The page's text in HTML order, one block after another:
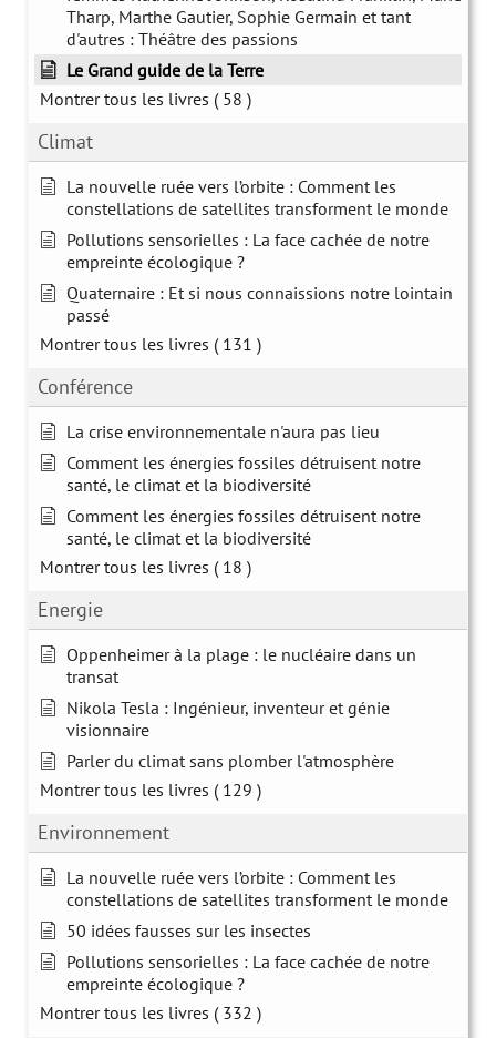
Tharp, Marthe Gautier, Sophie Germain et tant
d'autres : Théâtre des passions
Le Grand guide de la Terre
Montrer tous les livres ( 58 )
Climat
La nouvelle ruée vers l’orbite : Comment les
constellations de satellites transforment le monde
Pollutions sensorielles : La face cachée de notre
empreinte écologique ?
Quaternaire : Et si nous connaissions notre lointain
passé
Montrer tous les livres ( 131 )
Conférence
La crise environnementale n'aura pas lieu
Comment les énergies fossiles détruisent notre
santé, le climat et la biodiversité
Comment les énergies fossiles détruisent notre
santé, le climat et la biodiversité
Montrer tous les livres ( 18 )
Energie
Oppenheimer à la plage : le nucléaire dans un
transat
Nikola Tesla : Ingénieur, inventeur et génie
visionnaire
Parler du climat sans plomber l'atmosphère
Montrer tous les livres ( 129 )
Environnement
La nouvelle ruée vers l’orbite : Comment les
constellations de satellites transforment le monde
50 idées fausses sur les insectes
Pollutions sensorielles : La face cachée de notre
empreinte écologique ?
Montrer tous les livres ( 332 )